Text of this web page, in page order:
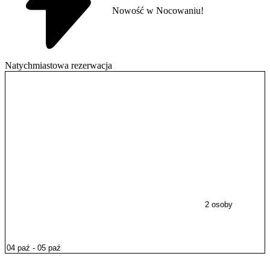
Natychmiastowa rezerwacja
Nowość w Nocowaniu!
2 osoby